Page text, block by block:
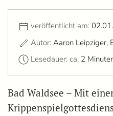
veröffentlicht am:
Autor: Aaron Leipziger,
Lesedauer: ca. 2
Bad Waldsee – Mit